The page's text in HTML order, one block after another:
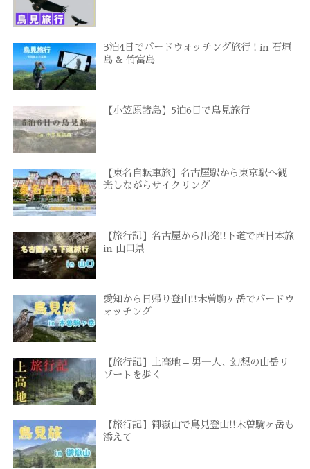
3泊4日でバードウォッチング旅行 ! in 石垣
島 & 竹富島
【小笠原諸島】5泊6日で鳥見旅行
【東名自転車旅】名古屋駅から東京駅へ観
光しながらサイクリング
【旅行記】名古屋から出発!!下道で西日本旅
in 山口県
愛知から日帰り登山!!木曽駒ヶ岳でバードウ
ォッチング
【旅行記】上高地 – 男一人、幻想の山岳リ
ゾートを歩く
【旅行記】御嶽山で鳥見登山!!木曽駒ヶ岳も
添えて